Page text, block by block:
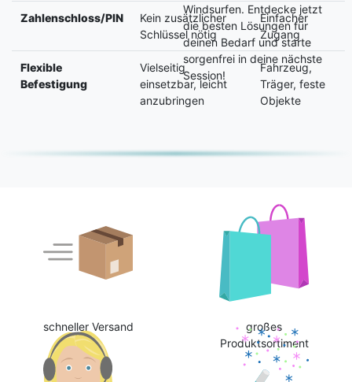
Zahlenschloss/PIN
Kein zusätzlicher
Schlüssel nötig
Einfacher
Zugang
Flexible
Befestigung
Vielseitig
einsetzbar, leicht
anzubringen
Fahrzeug,
Träger, feste
Objekte
Windsurfen. Entdecke jetzt
die besten Lösungen für
deinen Bedarf und starte
sorgenfrei in deine nächste
Session!
schneller Versand
großes
Produktsortiment